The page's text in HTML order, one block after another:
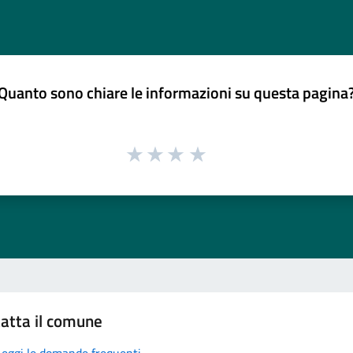
sono chiare le informazioni su questa
il comune